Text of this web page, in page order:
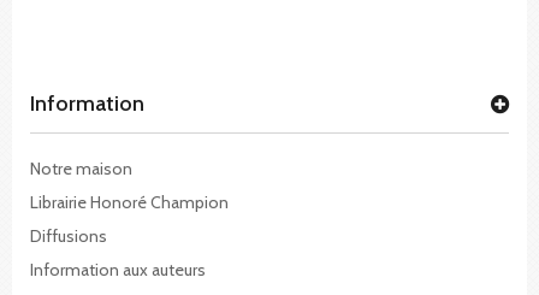
Information
Notre maison
Librairie Honoré Champion
Diffusions
Information aux auteurs